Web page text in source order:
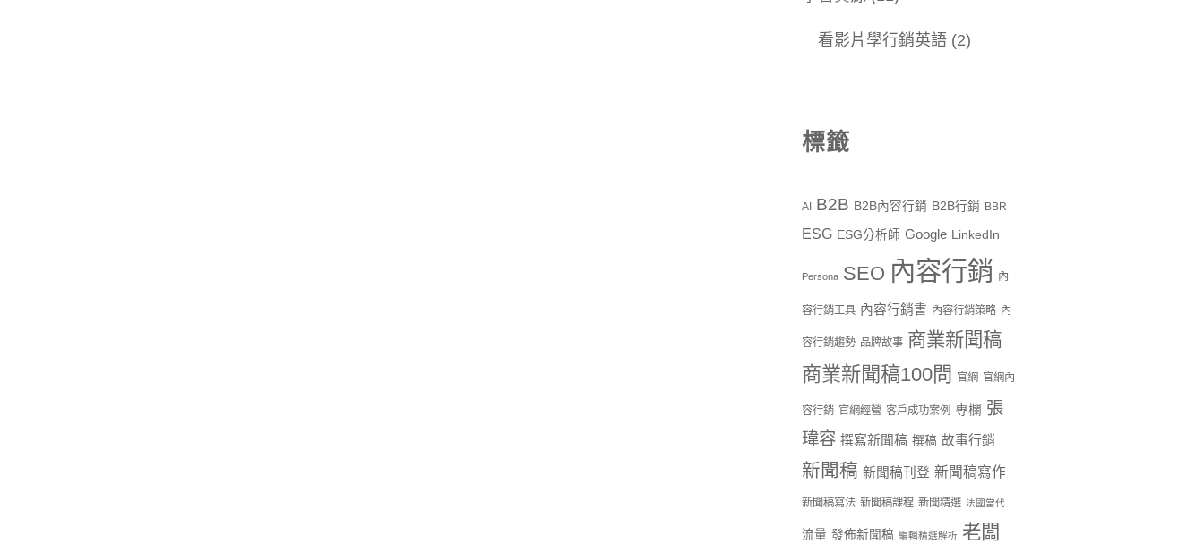
看影片學行銷英語 (2)
標籤
AI B2B B2B內容行銷 B2B行銷 BBR
ESG ESG分析師 Google LinkedIn
Persona SEO 內容行銷 內
容行銷工具 內容行銷書 內容行銷策略 內
容行銷趨勢 品牌故事 商業新聞稿
商業新聞稿100問 官網 官網內
容行銷 官網經營 客戶成功案例 專欄 張
瑋容 撰寫新聞稿 撰稿 故事行銷
新聞稿 新聞稿刊登 新聞稿寫作
新聞稿寫法 新聞稿課程 新聞精選 法國當代
流量 發佈新聞稿 編輯精選解析 老闆